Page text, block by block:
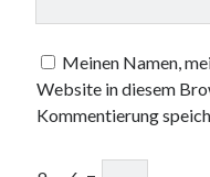
Meinen Namen,
Website in diesem
Kommentierung